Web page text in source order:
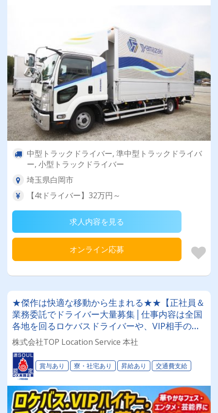
中型トラックドライバー, 準中型トラックドライバ
ー, 小型トラックドライバー
埼玉県白岡市
【4tドライバー】32万円～
求人内容を見る
オンライン応募
★傑作は快適な移動から生まれる★★【正社員＆
業務委託でドライバー大量募集│仕事内容は全国
各地を回るロケバスドライバーや、VIP相手のハ
イヤードライバーなど！★★社員寮完備！引越祝
金10万円支給（規定有）あります！★★
株式会社TOP Location Service 本社
賞与あり 寮・社宅あり 昇給あり 交通費支給